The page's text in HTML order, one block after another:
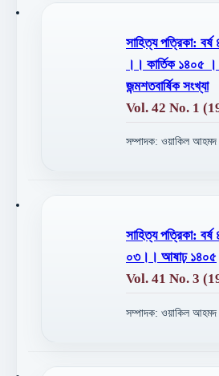
সাহিত্য পত্রিকা:
।। কার্তিক ১৪০৫
জন্মশতবার্ষিক সংখ্যা
Vol. 42 No. 1
সম্পাদক: ওয়াকিল আহমদ
সাহিত্য পত্রিকা:
০৩।। আষাঢ় ১৪০৫
Vol. 41 No. 3
সম্পাদক: ওয়াকিল আহমদ